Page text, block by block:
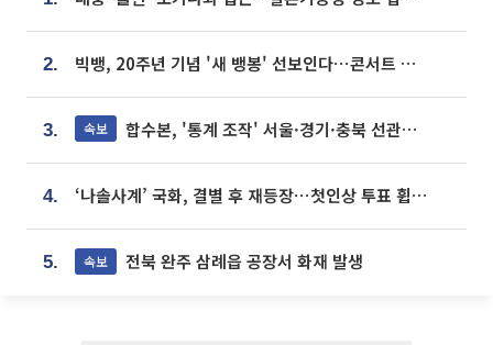
2. 빅뱅, 20주년 기념 '새 뱅봉' 선보인다⋯콘서트 앞두고 팝업 개최
3. 속보 합수본, '통계 조작' 서울·경기·충북 선관위 등 추가 압수수색
4. ‘나솔사계’ 국화, 결별 후 재등장⋯첫인상 투표 휩쓸고 ‘인기녀’ 등극
5. 속보 전북 완주 삼례읍 공장서 화재 발생